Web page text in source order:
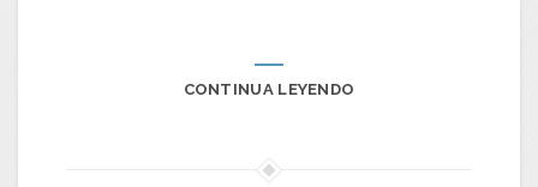
CONTINUA LEYENDO